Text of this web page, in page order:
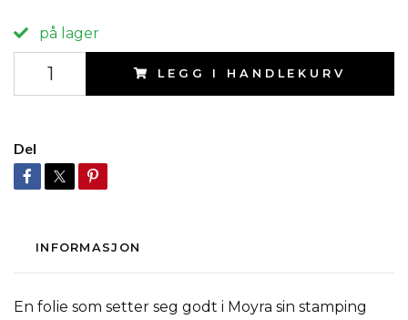
på lager
LEGG I HANDLEKURV
Del
INFORMASJON
En folie som setter seg godt i Moyra sin stamping